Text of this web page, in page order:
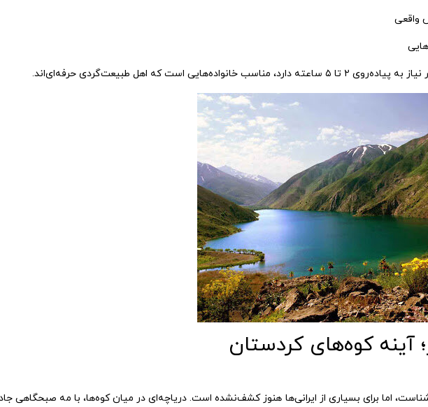
واقعی
است که اهل طبیعت‌گردی حرفه‌ای‌اند.
آشناست، اما برای بسیاری از ایرانی‌ها هنوز کشف‌نشده است. دریاچه‌ای در میان کوه‌ها، با مه صبحگاهی